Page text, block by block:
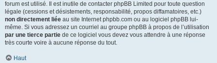
forum est utilisé. Il est inutile de contacter phpBB Limited pour toute question
légale (cessions et désistements, responsabilité, propos diffamatoires, etc.)
non directement liée au site Internet phpbb.com ou au logiciel phpBB lui-
même. Si vous adressez un courriel au groupe phpBB à propos de l’utilisation
par une tierce partie de ce logiciel vous devez vous attendre à une réponse
très courte voire à aucune réponse du tout.
Haut